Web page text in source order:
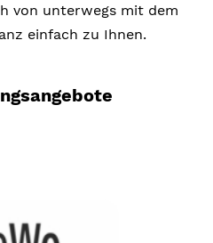
von unterwegs mit dem
einfach zu Ihnen.